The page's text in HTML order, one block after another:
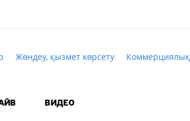
Жөндеу, қызмет көрсету Коммерциялық
ВИДЕО